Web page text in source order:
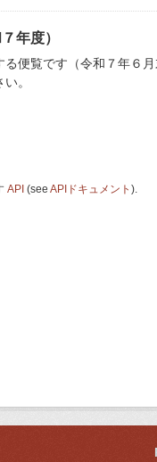
年度）
便覧です（令和７年６
。
API (see APIドキュメント ).